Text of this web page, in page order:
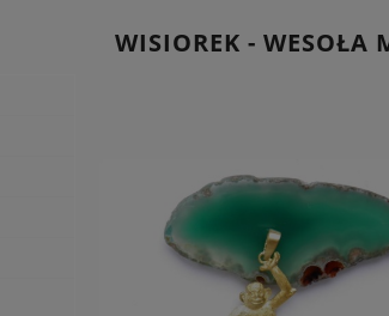
WISIOREK - WESOŁA